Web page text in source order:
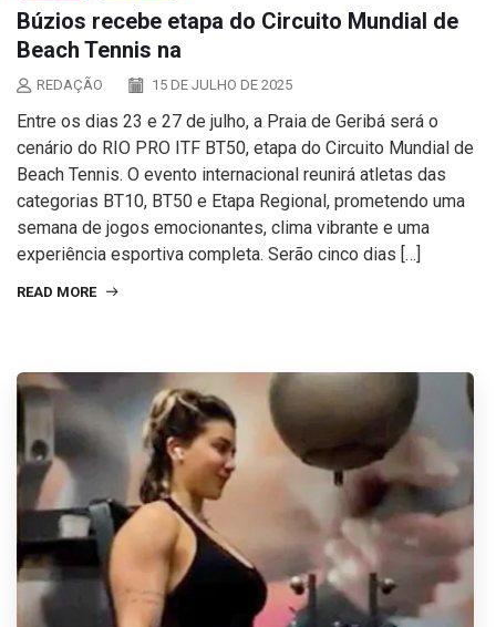
Búzios recebe etapa do Circuito Mundial de
Beach Tennis na
REDAÇÃO 15 DE JULHO DE 2025
Entre os dias 23 e 27 de julho, a Praia de Geribá será o
cenário do RIO PRO ITF BT50, etapa do Circuito Mundial de
Beach Tennis. O evento internacional reunirá atletas das
categorias BT10, BT50 e Etapa Regional, prometendo uma
semana de jogos emocionantes, clima vibrante e uma
experiência esportiva completa. Serão cinco dias […]
READ MORE